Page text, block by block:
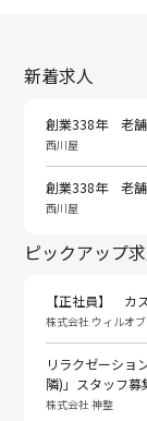
新着求人
創業338年 老
西川屋
創業338年 老
西川屋
ピックアップ
【正社員】 カ
株式会社 ウィルオ
リラクゼーショ
隣)」スタッフ募
株式会社 神整